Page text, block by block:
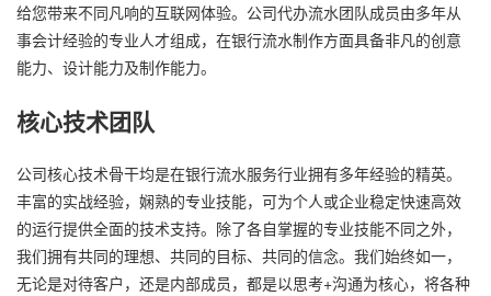
给您带来不同凡响的互联网体验。公司代办流水团队成员由多年从
事会计经验的专业人才组成，在银行流水制作方面具备非凡的创意
能力、设计能力及制作能力。
核心技术团队
公司核心技术骨干均是在银行流水服务行业拥有多年经验的精英。
丰富的实战经验，娴熟的专业技能，可为个人或企业稳定快速高效
的运行提供全面的技术支持。除了各自掌握的专业技能不同之外，
我们拥有共同的理想、共同的目标、共同的信念。我们始终如一，
无论是对待客户，还是内部成员，都是以思考+沟通为核心，将各种